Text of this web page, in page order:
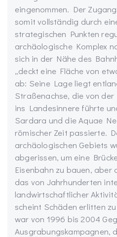
eingenommen. Der
somit vollständig durch
strategischen Punkten
archäologische Komplex
sich in der Nähe des
„deckt eine Fläche von
ab: Seine Lage liegt
Straßenachse, die von
ins Landesinnere führte
Sardara und die Aquae
römischer Zeit passierte.
archäologischen Gebiets
abgerissen, um eine
Eisenbahn zu bauen, aber
das von Jahrhunderten
landwirtschaftlicher
scheint Schäden erlitten
war von 1996 bis 2004
Ausgrabungskampagnen,